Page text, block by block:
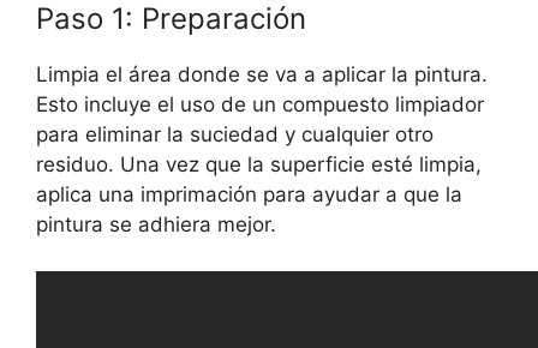
Paso 1: Preparación
Limpia el área donde se va a aplicar la pintura.
Esto incluye el uso de un compuesto limpiador
para eliminar la suciedad y cualquier otro
residuo. Una vez que la superficie esté limpia,
aplica una imprimación para ayudar a que la
pintura se adhiera mejor.